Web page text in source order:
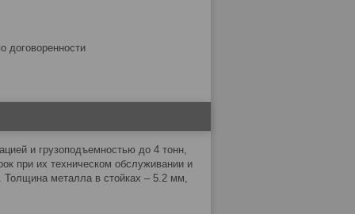
договоренности
и грузоподъемностью до 4 тонн,
при их техническом обслуживании и
Толщина металла в стойках – 5.2 мм,